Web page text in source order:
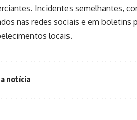
Incidentes semelhantes,
nas redes sociais e em boletins
locais.
notícia